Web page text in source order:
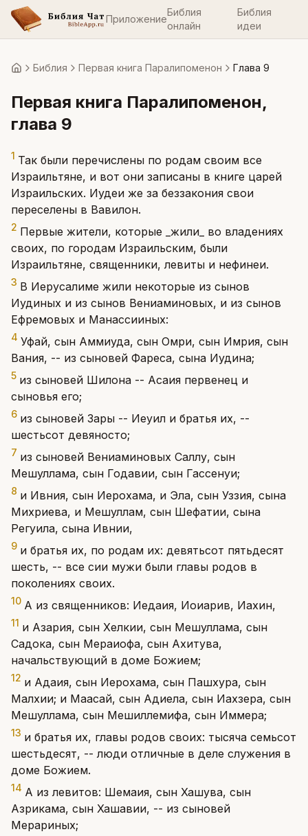
Приложение
Библия
онлайн
Библия
идеи
ГлавнаяБиблия Первая книга Паралипоменон Глава 9
Первая книга Паралипоменон,
глава 9
1 Так были перечислены по родам своим все
Израильтяне, и вот они записаны в книге царей
Израильских. Иудеи же за беззакония свои
переселены в Вавилон.
2 Первые жители, которые _жили_ во владениях
своих, по городам Израильским, были
Израильтяне, священники, левиты и нефинеи.
3 В Иерусалиме жили некоторые из сынов
Иудиных и из сынов Вениаминовых, и из сынов
Ефремовых и Манассииных:
4 Уфай, сын Аммиуда, сын Омри, сын Имрия, сын
Вания, -- из сыновей Фареса, сына Иудина;
5 из сыновей Шилона -- Асаия первенец и
сыновья его;
6 из сыновей Зары -- Иеуил и братья их, --
шестьсот девяносто;
7 из сыновей Вениаминовых Саллу, сын
Мешуллама, сын Годавии, сын Гассенуи;
8 и Ивния, сын Иерохама, и Эла, сын Уззия, сына
Михриева, и Мешуллам, сын Шефатии, сына
Регуила, сына Ивнии,
9 и братья их, по родам их: девятьсот пятьдесят
шесть, -- все сии мужи были главы родов в
поколениях своих.
10 А из священников: Иедаия, Иоиарив, Иахин,
11 и Азария, сын Хелкии, сын Мешуллама, сын
Садока, сын Мераиофа, сын Ахитува,
начальствующий в доме Божием;
12 и Адаия, сын Иерохама, сын Пашхура, сын
Малхии; и Маасай, сын Адиела, сын Иахзера, сын
Мешуллама, сын Мешиллемифа, сын Иммера;
13 и братья их, главы родов своих: тысяча семьсот
шестьдесят, -- люди отличные в деле служения в
доме Божием.
14 А из левитов: Шемаия, сын Хашува, сын
Азрикама, сын Хашавии, -- из сыновей
Мерариных;